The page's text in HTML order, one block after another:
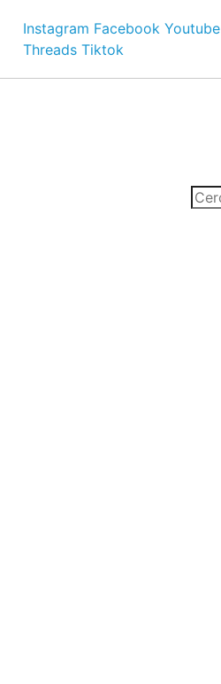
Instagram Facebook Youtube
Threads Tiktok